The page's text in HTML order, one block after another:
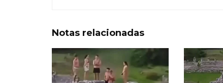
Notas relacionadas